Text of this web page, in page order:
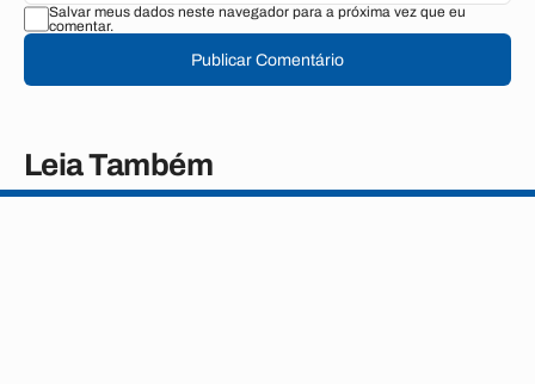
Salvar meus dados neste navegador para a próxima vez que eu
comentar.
Publicar Comentário
Leia Também